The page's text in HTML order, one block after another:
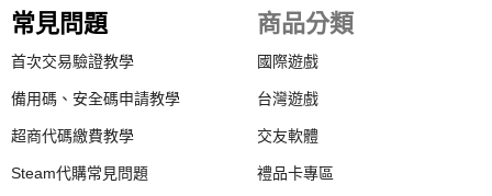
常見問題
首次交易驗證教學
備用碼、安全碼申請教學
超商代碼繳費教學
Steam代購常見問題
商品分類
國際遊戲
台灣遊戲
交友軟體
禮品卡專區